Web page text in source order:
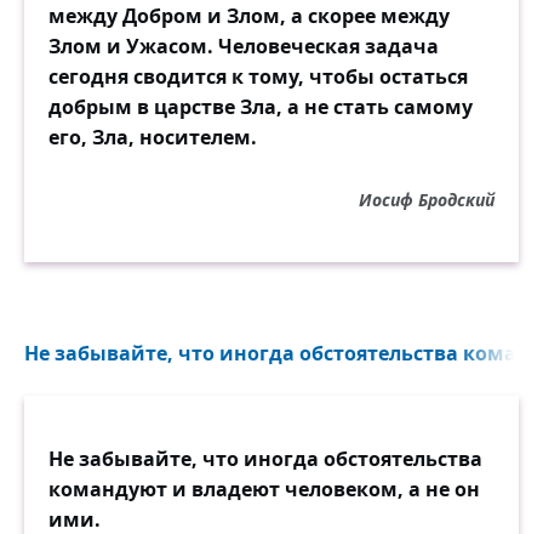
между Добром и Злом, а скорее между
Злом и Ужасом. Человеческая задача
сегодня сводится к тому, чтобы остаться
добрым в царстве Зла, а не стать самому
его, Зла, носителем.
Иосиф Бродский
Не забывайте, что иногда обстоятельства
Не забывайте, что иногда обстоятельства
командуют и владеют человеком, а не он
ими.